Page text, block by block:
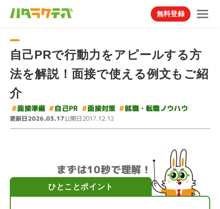
無料登録
自己PRで行動力をアピールする方
法を解説！面接で使える例文もご紹
介
#面接準備 #自己PR #面接対策 #就職・転職ノウハウ
更新日2026.03.17公開日2017.12.12
まずは10秒で理解！
ひとことポイント